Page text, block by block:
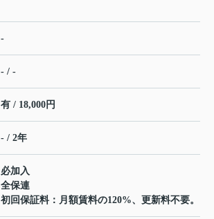
-
- / -
有 / 18,000円
- / 2年
必加入
全保連
初回保証料：月額賃料の120%、更新料不要。